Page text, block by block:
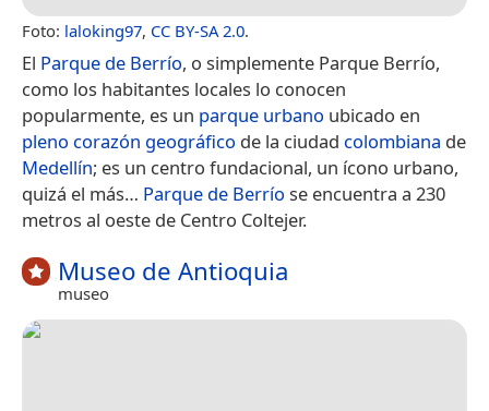
Foto: laloking97, CC BY-SA 2.0.
El Parque de Berrío, o simplemente Parque Berrío,
como los habitantes locales lo conocen
popularmente, es un parque urbano ubicado en
pleno corazón geográfico de la ciudad colombiana de
Medellín; es un centro fundacional, un ícono urbano,
quizá el más… Parque de Berrío se encuentra a 230
metros al oeste de Centro Coltejer.
Museo de Antioquia
museo